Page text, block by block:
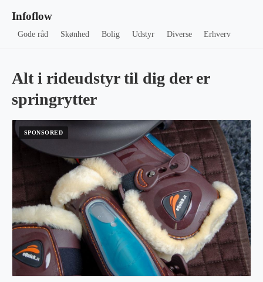
Infoflow
Gode råd Skønhed Bolig Udstyr Diverse Erhverv
Alt i rideudstyr til dig der er
springrytter